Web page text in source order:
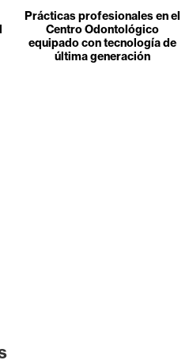
Prácticas profesionales en el
Centro Odontológico
equipado con tecnología de
última generación